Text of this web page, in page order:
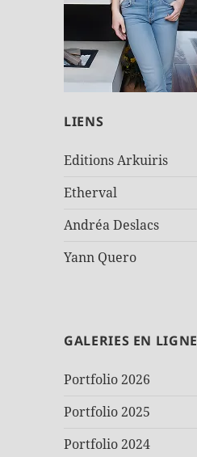
LIENS
Editions Arkuiris
Etherval
Andréa Deslacs
Yann Quero
GALERIES EN LIGNE
Portfolio 2026
Portfolio 2025
Portfolio 2024